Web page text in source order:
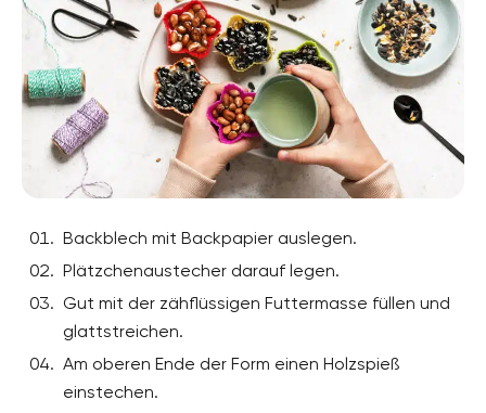
Backblech mit Backpapier auslegen.
Plätzchenaustecher darauf legen.
Gut mit der zähflüssigen Futtermasse füllen und
glattstreichen.
Am oberen Ende der Form einen Holzspieß
einstechen.